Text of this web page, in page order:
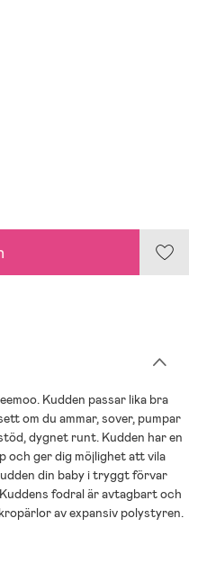
Kudden passar lika bra
om du ammar, sover, pumpar
dygnet runt. Kudden har en
och ger dig möjlighet att vila
din baby i tryggt förvar
fodral är avtagbart och
av expansiv polystyren.